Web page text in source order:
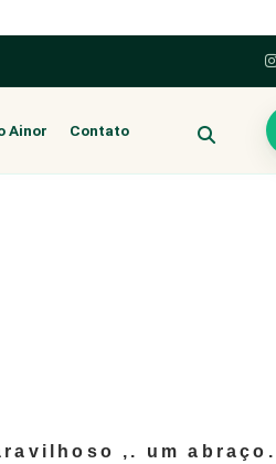
Ainor Contato
,. um abraço.